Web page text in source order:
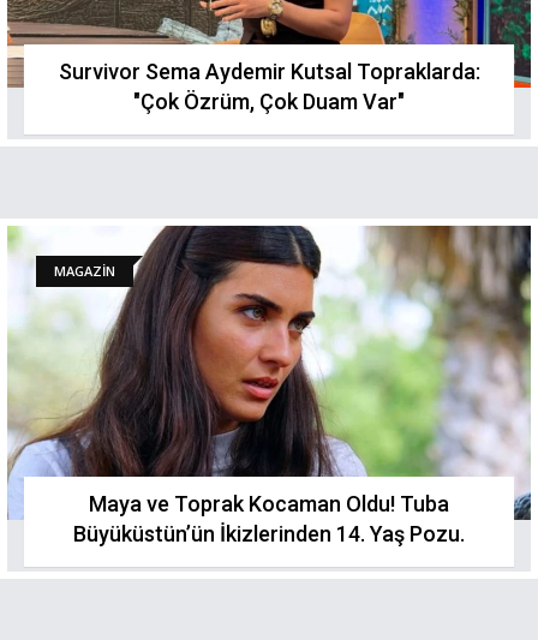
Survivor Sema Aydemir Kutsal Topraklarda:
"Çok Özrüm, Çok Duam Var"
MAGAZİN
Maya ve Toprak Kocaman Oldu! Tuba
Büyüküstün’ün İkizlerinden 14. Yaş Pozu.